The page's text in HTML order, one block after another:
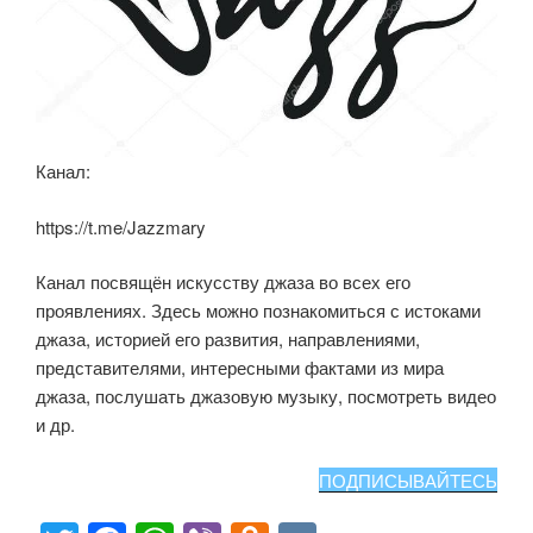
Канал:
https://t.me/Jazzmary
Канал посвящён искусству джаза во всех его
проявлениях. Здесь можно познакомиться с истоками
джаза, историей его развития, направлениями,
представителями, интересными фактами из мира
джаза, послушать джазовую музыку, посмотреть видео
и др.
ПОДПИСЫВАЙТЕСЬ